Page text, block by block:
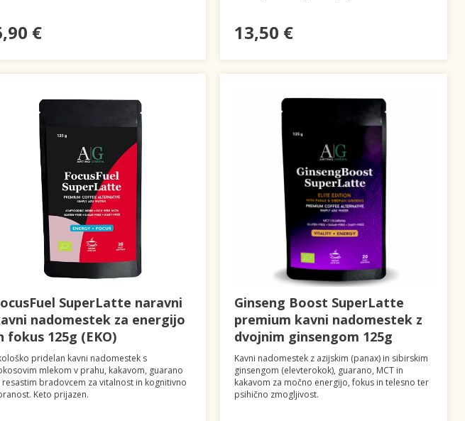
€ 13,50 €
SuperLatte naravni
nadomestek za energijo
fokus 125g (EKO)
pridelan kavni nadomestek s
mlekom v prahu, kakavom, guarano
resastim bradovcem za vitalnost in kognitivno
Keto prijazen.
Ginseng Boost SuperLatte
premium kavni nadomestek z
dvojnim ginsengom 125g
Kavni nadomestek z azijskim (panax) in sibirskim
ginsengom (elevterokok), guarano, MCT in
kakavom za močno energijo, fokus in telesno ter
psihično zmogljivost.